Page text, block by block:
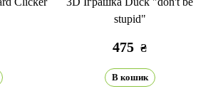
stupid"
475 ₴
В кошик